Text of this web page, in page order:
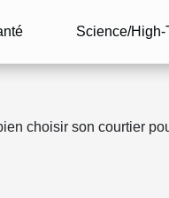
Science/High-
choisir son courtier